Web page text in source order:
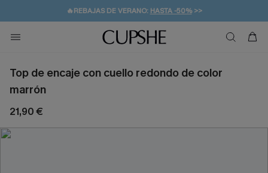
👒PROMOCIÓN DE VERANO:-10% EN 2 VESTIDOS
💌¡SUSCRIBIRSE & GANAR -10% EXTRA!
🚚ENVÍO GRATUITO A PARTIR DE 49 € >>
Top de encaje con cuello redondo de color
marrón
21,90 €